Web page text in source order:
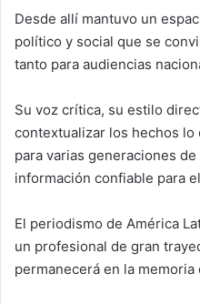
Desde allí mantuvo un
político y social que se
tanto para audiencias
Su voz crítica, su estilo
contextualizar los hechos
para varias generaciones
información confiable para
El periodismo de América
un profesional de gran
permanecerá en la memoria